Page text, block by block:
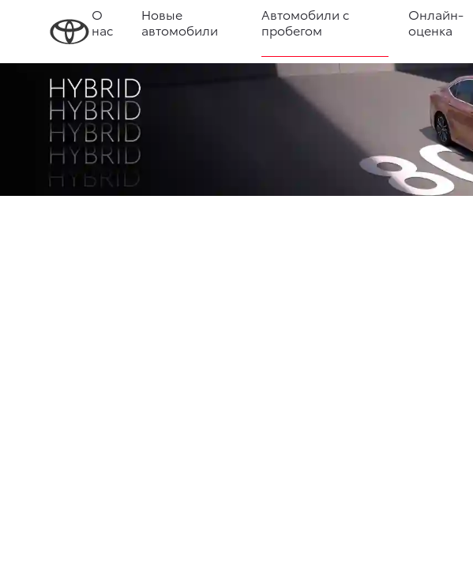
О
нас
Новые
автомобили
Автомобили с
пробегом
Онлайн-
оценка